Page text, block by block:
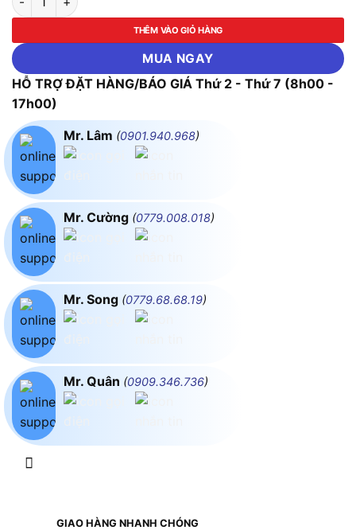
THÊM VÀO GIỎ HÀNG
MUA NGAY
HỖ TRỢ ĐẶT HÀNG/BÁO GIÁ Thứ 2 - Thứ 7 (8h00 -
17h00)
Mr. Lâm (0901.940.968)
Mr. Cường (0779.008.018)
Mr. Song (0779.68.68.19)
Mr. Quân (0909.346.736)
GIAO HÀNG NHANH CHÓNG